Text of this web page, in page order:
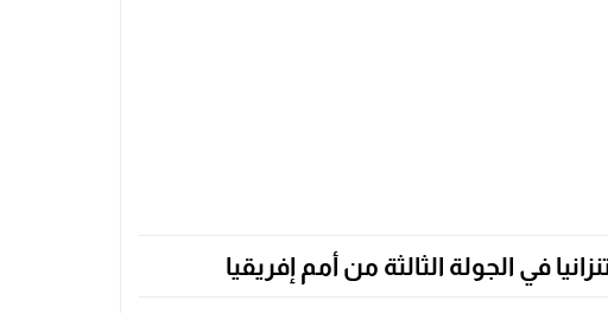
في الجولة الثالثة من أمم إفريقيا